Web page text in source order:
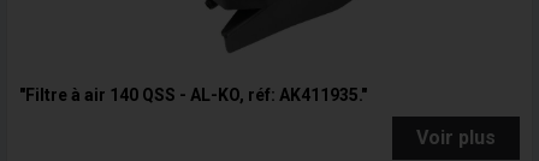
"Filtre à air 140 QSS - AL-KO, réf: AK411935."
Voir plus